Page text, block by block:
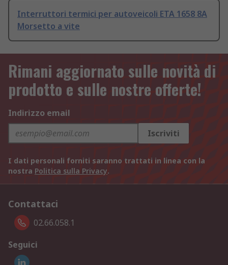
Interruttori termici per autoveicoli ETA 1658 8A
Morsetto a vite
Rimani aggiornato sulle novità di
prodotto e sulle nostre offerte!
Indirizzo email
Iscriviti
I dati personali forniti saranno trattati in linea con la
nostra Politica sulla Privacy.
Contattaci
02.66.058.1
Seguici